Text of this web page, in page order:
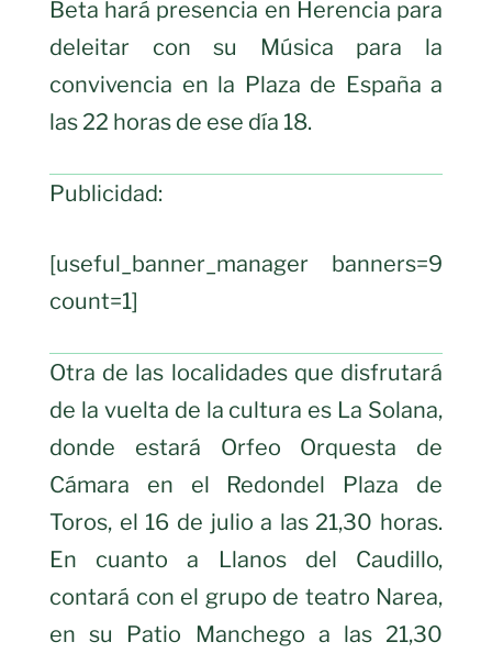
Beta hará presencia en Herencia para
deleitar con su Música para la
convivencia en la Plaza de España a
las 22 horas de ese día 18.
Publicidad:
[useful_banner_manager banners=9
count=1]
Otra de las localidades que disfrutará
de la vuelta de la cultura es La Solana,
donde estará Orfeo Orquesta de
Cámara en el Redondel Plaza de
Toros, el 16 de julio a las 21,30 horas.
En cuanto a Llanos del Caudillo,
contará con el grupo de teatro Narea,
en su Patio Manchego a las 21,30